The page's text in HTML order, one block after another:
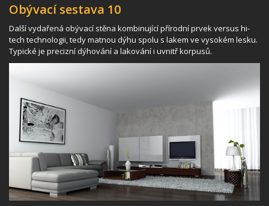
Obývací sestava 10
Další vydařená obývací stěna kombinující přírodní prvek versus hi-
tech technologii, tedy matnou dýhu spolu s lakem ve vysokém lesku.
Typické je precizní dýhování a lakování i uvnitř korpusů.